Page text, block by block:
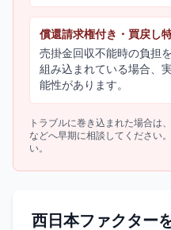
償還請求権付き・買戻し
売掛金回収不能時の負担
組み込まれている場合、
能性があります。
トラブルに巻き込まれた場合は
などへ早期に相談してください
い。
西日本ファクター